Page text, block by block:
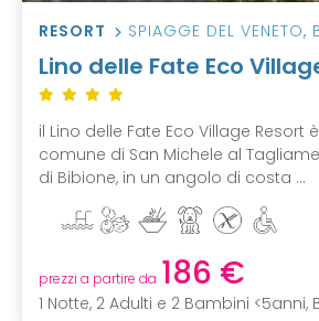
RESORT SPIAGGE DEL VENETO,
Lino delle Fate Eco
il Lino delle Fate Eco Village Resort
comune di San Michele al
di Bibione, in un angolo di costa ...
prezzi a partire da 186 €
1 Notte, 2 Adulti e 2 Bambini <5anni,